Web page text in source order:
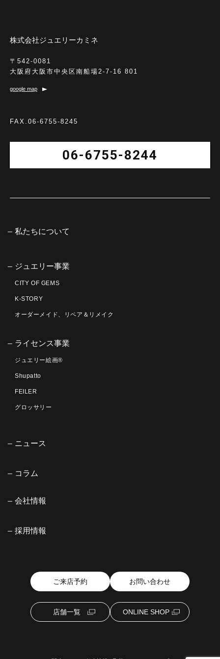
株式会社ジュエリーカミネ
〒542-0081
大阪府大阪市中央区南船場2-7-16 801
google map
FAX.06-6755-8245
06-6755-8244
私たちについて
ジュエリー事業
CITY OF GEMS
K-STORY
オーダーメイド、リペア＆リメイク
ライセンス事業
ジュエリー絵画®
Shupatto
FEILER
グロッサリー
ニュース
コラム
会社情報
採用情報
ご来店予約 お問い合わせ
店舗一覧 ONLINE SHOP